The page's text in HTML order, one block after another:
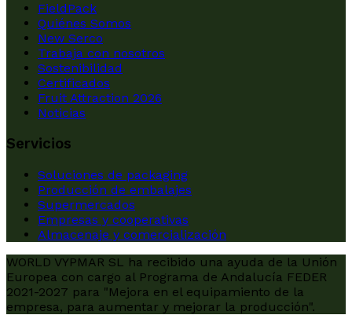
FieldPack
Quiénes Somos
New Serco
Trabaja con nosotros
Sostenibilidad
Certificados
Fruit Attraction 2026
Noticias
Servicios
Soluciones de packaging
Producción de embalajes
Supermercados
Empresas y cooperativas
Almacenaje y comercialización
WORLD VYPMAR SL ha recibido una ayuda de la Unión
Europea con cargo al Programa de Andalucía FEDER
2021-2027 para "Mejora en el equipamiento de la
empresa, para aumentar y mejorar la producción".